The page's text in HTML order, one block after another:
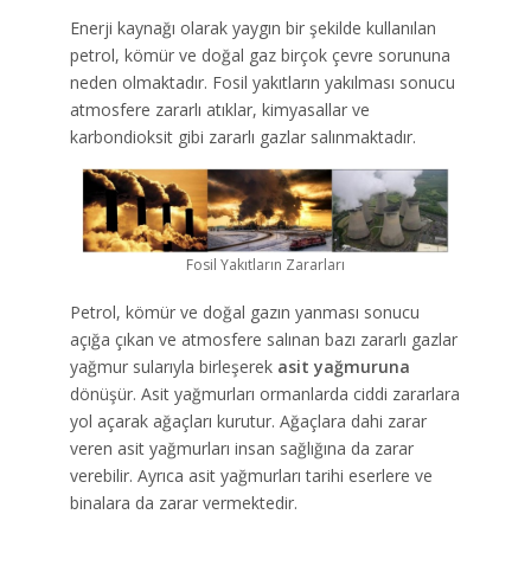
Enerji kaynağı olarak yaygın bir şekilde kullanılan
petrol, kömür ve doğal gaz birçok çevre sorununa
neden olmaktadır. Fosil yakıtların yakılması sonucu
atmosfere zararlı atıklar, kimyasallar ve
karbondioksit gibi zararlı gazlar salınmaktadır.
Fosil Yakıtların Zararları
Petrol, kömür ve doğal gazın yanması sonucu
açığa çıkan ve atmosfere salınan bazı zararlı gazlar
yağmur sularıyla birleşerek asit yağmuruna
dönüşür. Asit yağmurları ormanlarda ciddi zararlara
yol açarak ağaçları kurutur. Ağaçlara dahi zarar
veren asit yağmurları insan sağlığına da zarar
verebilir. Ayrıca asit yağmurları tarihi eserlere ve
binalara da zarar vermektedir.